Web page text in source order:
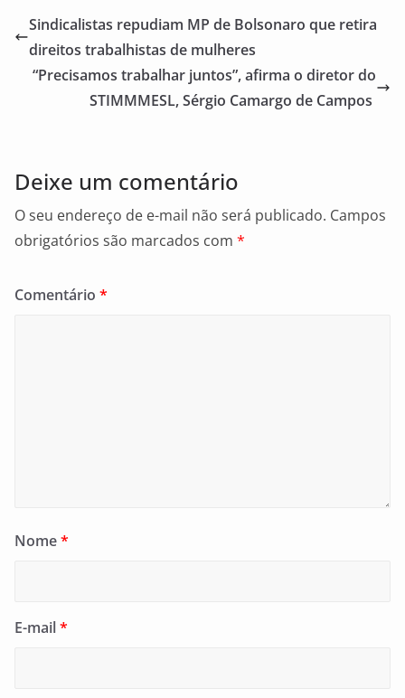
e
b
o
l e
Sindicalistas repudiam MP de Bolsonaro que retira
direitos trabalhistas de mulheres
“Precisamos trabalhar juntos”, afirma o diretor do
STIMMMESL, Sérgio Camargo de Campos
Deixe um comentário
O seu endereço de e-mail não será publicado. Campos
obrigatórios são marcados com *
Comentário *
Nome*
E-mail*